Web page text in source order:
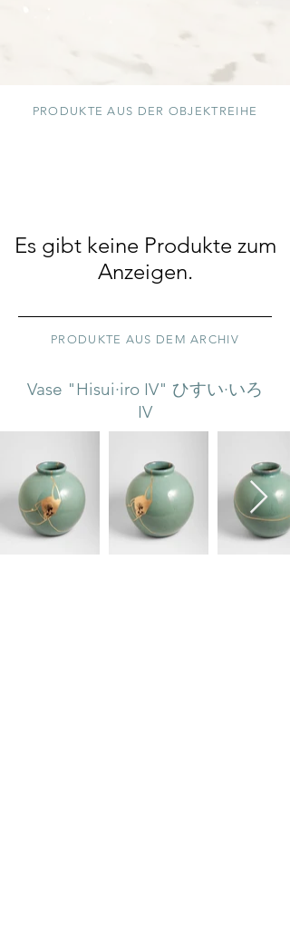
PRODUKTE AUS DER OBJEKTREIHE
Es gibt keine Produkte zum
Anzeigen.
PRODUKTE AUS DEM ARCHIV
Vase "Hisui·iro IV" ひすい·いろ
IV